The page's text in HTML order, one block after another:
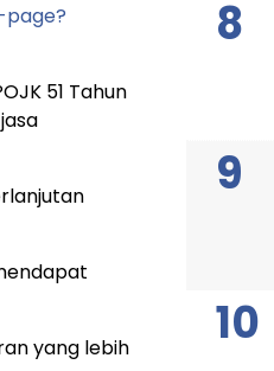
51 Tahun
yang lebih